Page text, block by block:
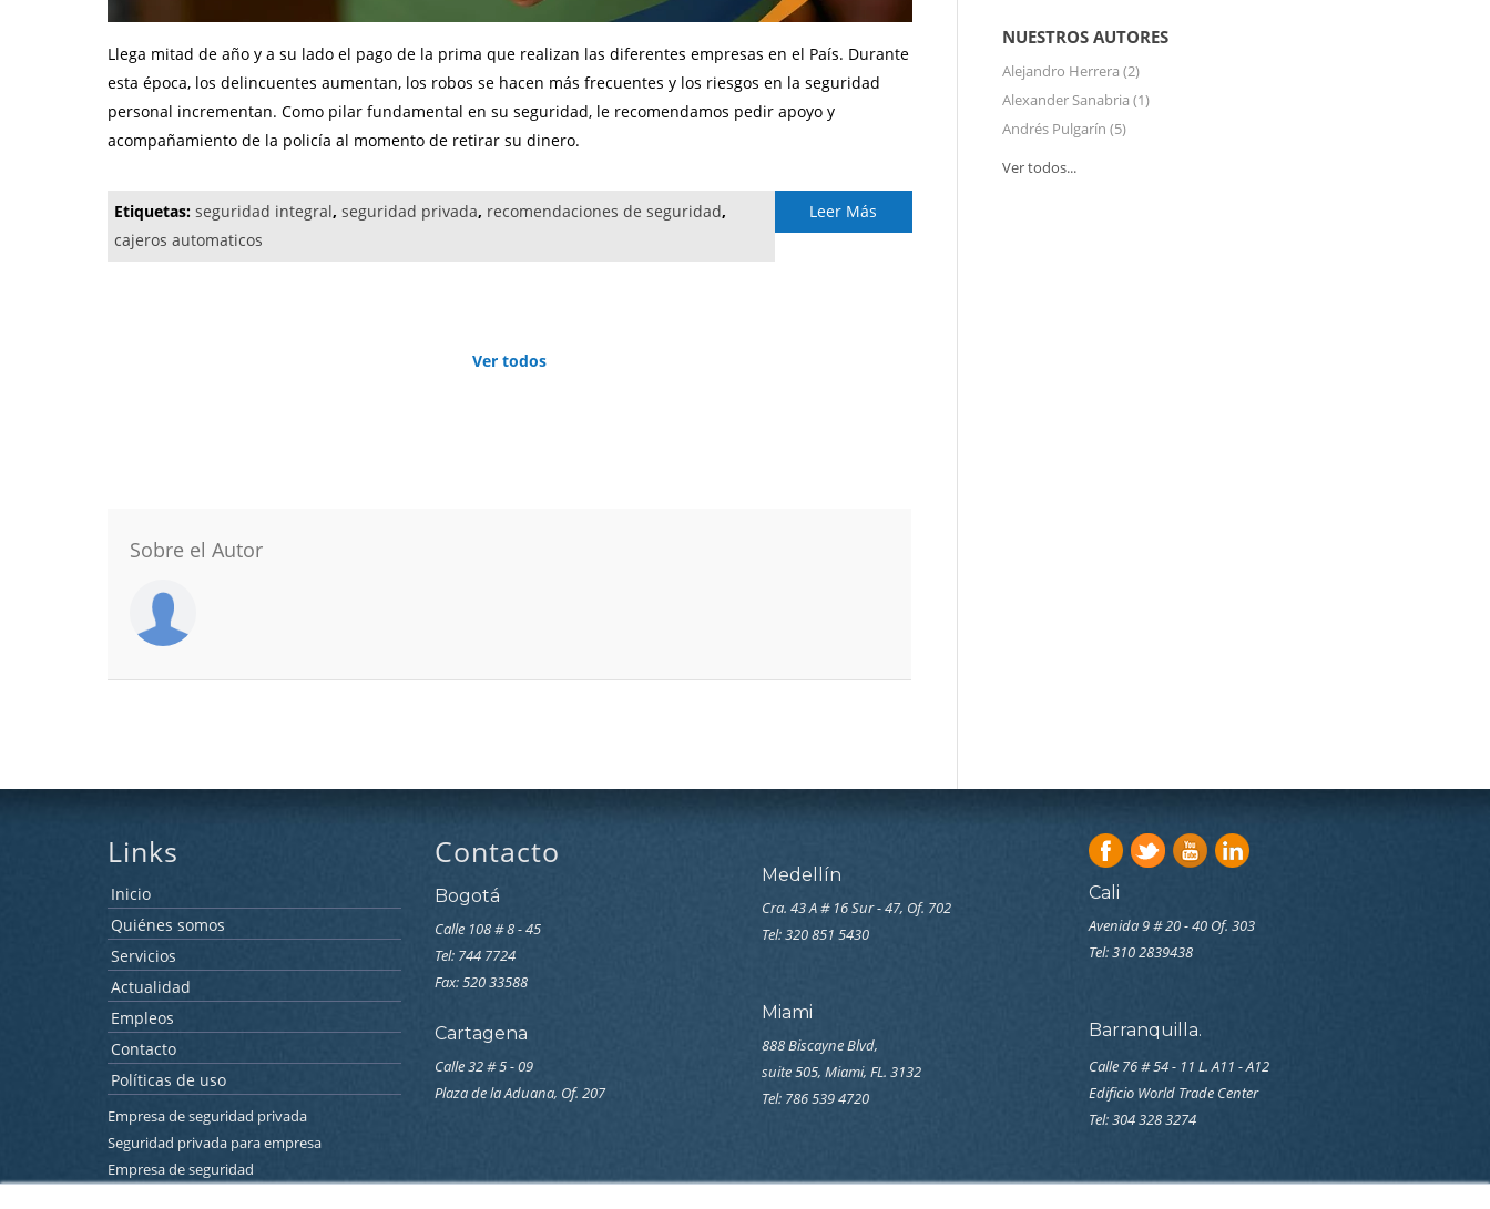
Llega mitad de año y a su lado el pago de la prima que realizan las diferentes empresas en el País. Durante
esta época, los delincuentes aumentan, los robos se hacen más frecuentes y los riesgos en la seguridad
personal incrementan. Como pilar fundamental en su seguridad, le recomendamos pedir apoyo y
acompañamiento de la policía al momento de retirar su dinero.
Leer Más
Etiquetas: seguridad integral, seguridad privada, recomendaciones de seguridad,
cajeros automaticos
Ver todos
Sobre el Autor
NUESTROS AUTORES
Alejandro Herrera (2)
Alexander Sanabria (1)
Andrés Pulgarín (5)
Ver todos...
Links
Inicio
Quiénes somos
Servicios
Actualidad
Empleos
Contacto
Políticas de uso
Empresa de seguridad privada
Seguridad privada para empresa
Empresa de seguridad
Contacto
Bogotá
Calle 108 # 8 - 45
Tel: 744 7724
Fax: 520 33588
Cartagena
Calle 32 # 5 - 09
Plaza de la Aduana, Of. 207
Medellín
Cra. 43 A # 16 Sur - 47, Of. 702
Tel: 320 851 5430
Miami
888 Biscayne Blvd,
suite 505, Miami, FL. 3132
Tel: 786 539 4720
Cali
Avenida 9 # 20 - 40 Of. 303
Tel:310 2839438
Barranquilla.
Calle 76 # 54 - 11 L. A11 - A12
Edificio World Trade Center
Tel: 304 328 3274